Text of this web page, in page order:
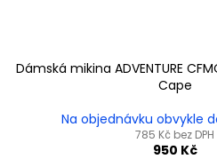
Dámská mikina ADVENTURE
Cape
Na objednávku obvykle
785 Kč bez DPH
950 Kč